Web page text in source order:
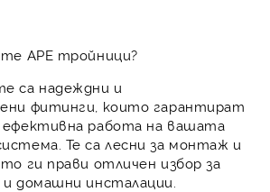
APE тройници?
са надеждни и
фитинги, които гарантират
работа на вашата
Те са лесни за монтаж и
ги прави отличен избор за
домашни инсталации.